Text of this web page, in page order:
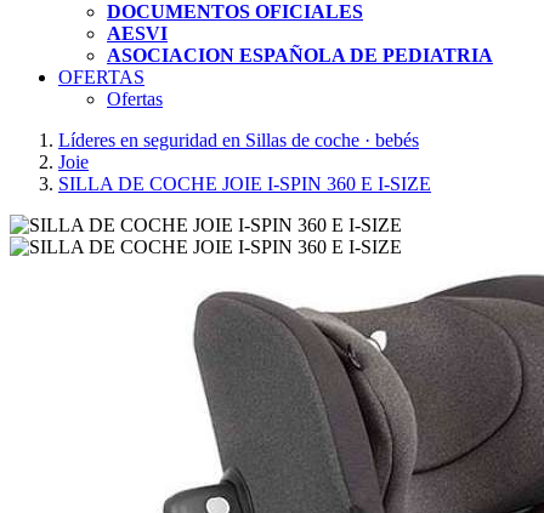
DOCUMENTOS OFICIALES
AESVI
ASOCIACION ESPAÑOLA DE PEDIATRIA
OFERTAS
Ofertas
Líderes en seguridad en Sillas de coche · bebés
Joie
SILLA DE COCHE JOIE I-SPIN 360 E I-SIZE